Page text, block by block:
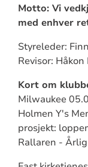
Motto: Vi
med enhver
Styreleder:
Revisor: Håkon
Kort om
Milwaukee
Holmen Y's
prosjekt:
Rallaren -